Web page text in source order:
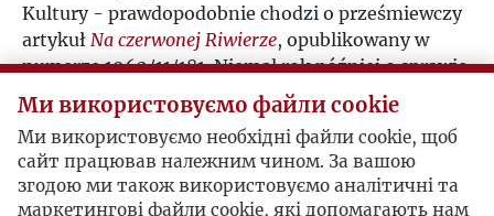
Kultury - prawdopodobnie chodzi o prześmiewczy
artykuł Na czerwonej Riwierze, opublikowany w
numerze 1962/11/181. Niemal rok później o sprawie
Toruńczyk donosił Heydenkornowski Związkowiec
-załączamy wycinek .
Postacie powiązane
Ми використовуємо файли cookie
Ми використовуємо необхідні файли cookie, щоб
сайт працював належним чином. За вашою
згодою ми також використовуємо аналітичні та
маркетингові файли cookie, які допомагають нам